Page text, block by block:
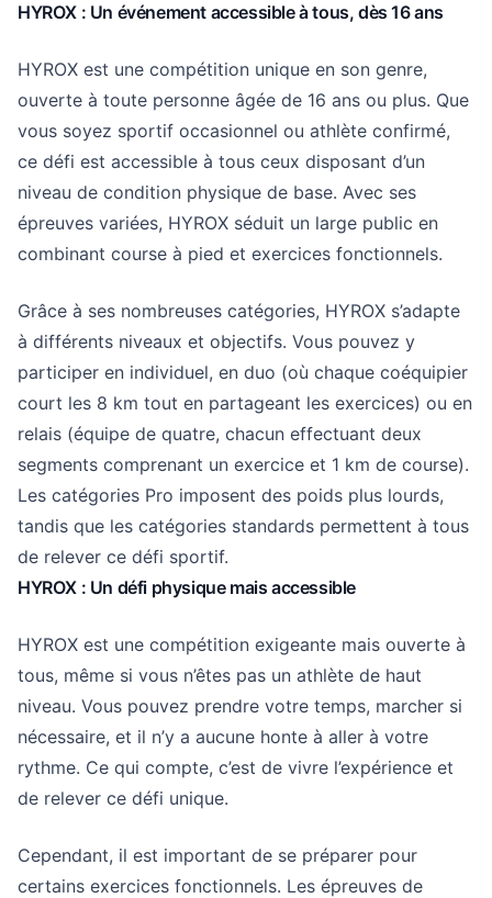
HYROX : Un événement accessible à tous, dès 16 ans
HYROX est une compétition unique en son genre,
ouverte à toute personne âgée de 16 ans ou plus. Que
vous soyez sportif occasionnel ou athlète confirmé,
ce défi est accessible à tous ceux disposant d’un
niveau de condition physique de base. Avec ses
épreuves variées, HYROX séduit un large public en
combinant course à pied et exercices fonctionnels.
Grâce à ses nombreuses catégories, HYROX s’adapte
à différents niveaux et objectifs. Vous pouvez y
participer en individuel, en duo (où chaque coéquipier
court les 8 km tout en partageant les exercices) ou en
relais (équipe de quatre, chacun effectuant deux
segments comprenant un exercice et 1 km de course).
Les catégories Pro imposent des poids plus lourds,
tandis que les catégories standards permettent à tous
de relever ce défi sportif.
HYROX : Un défi physique mais accessible
HYROX est une compétition exigeante mais ouverte à
tous, même si vous n’êtes pas un athlète de haut
niveau. Vous pouvez prendre votre temps, marcher si
nécessaire, et il n’y a aucune honte à aller à votre
rythme. Ce qui compte, c’est de vivre l’expérience et
de relever ce défi unique.
Cependant, il est important de se préparer pour
certains exercices fonctionnels. Les épreuves de